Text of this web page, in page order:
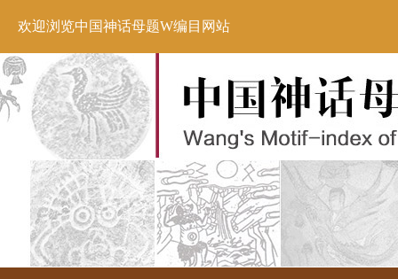
欢迎浏览中国神话母题W编目网站